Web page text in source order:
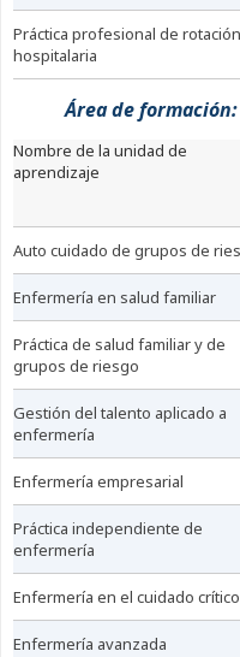
práctica profesional de rotación
hospitalaria
Área de
nombre de la unidad de
aprendizaje
auto cuidado de grupos de
enfermería en salud familiar
práctica de salud familiar y de
grupos de riesgo
gestión del talento aplicado a
enfermería
enfermería empresarial
práctica independiente de
enfermería
enfermería en el cuidado crítico
enfermería avanzada